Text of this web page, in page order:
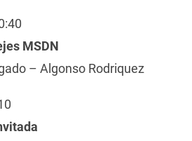
MSDN
– Algonso Rodriquez